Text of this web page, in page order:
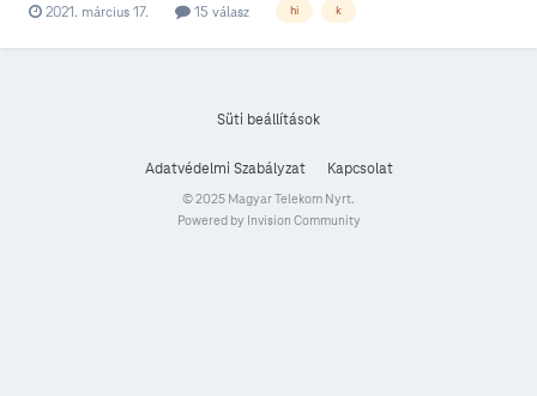
2021. március 17. 15 válasz hi k
Süti beállítások
Adatvédelmi Szabályzat Kapcsolat
© 2025 Magyar Telekom Nyrt.
Powered by Invision Community